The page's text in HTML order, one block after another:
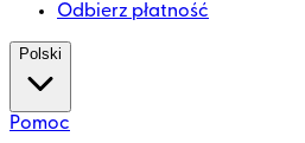
Odbierz płatność
Polski
Pomoc